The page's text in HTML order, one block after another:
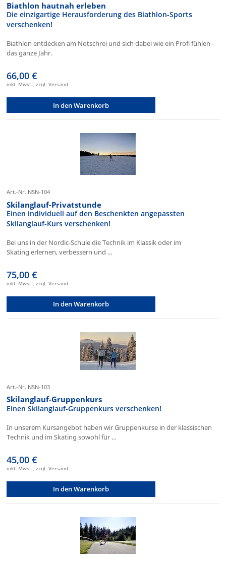
Biathlon hautnah erleben
Die einzigartige Herausforderung des Biathlon-Sports
verschenken!
Biathlon entdecken am Notschrei und sich dabei wie ein Profi fühlen -
das ganze Jahr.
66,00 €
inkl. Mwst., zzgl. Versand
In den Warenkorb
Art.-Nr. NSN-104
Skilanglauf-Privatstunde
Einen individuell auf den Beschenkten angepassten
Skilanglauf-Kurs verschenken!
Bei uns in der Nordic-Schule die Technik im Klassik oder im
Skating erlernen, verbessern und ...
75,00 €
inkl. Mwst., zzgl. Versand
In den Warenkorb
Art.-Nr. NSN-103
Skilanglauf-Gruppenkurs
Einen Skilanglauf-Gruppenkurs verschenken!
In unserem Kursangebot haben wir Gruppenkurse in der klassischen
Technik und im Skating sowohl für ...
45,00 €
inkl. Mwst., zzgl. Versand
In den Warenkorb